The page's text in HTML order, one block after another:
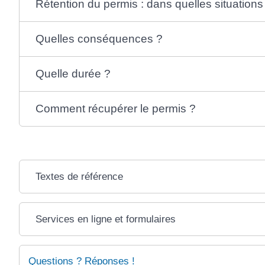
Rétention du permis : dans quelles
Quelles conséquences ?
Quelle durée ?
Comment récupérer le permis ?
Textes de référence
Services en ligne et formulaires
Questions ? Réponses !